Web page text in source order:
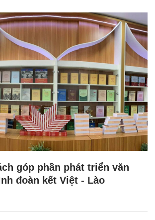
góp phần phát triển văn
đoàn kết Việt - Lào